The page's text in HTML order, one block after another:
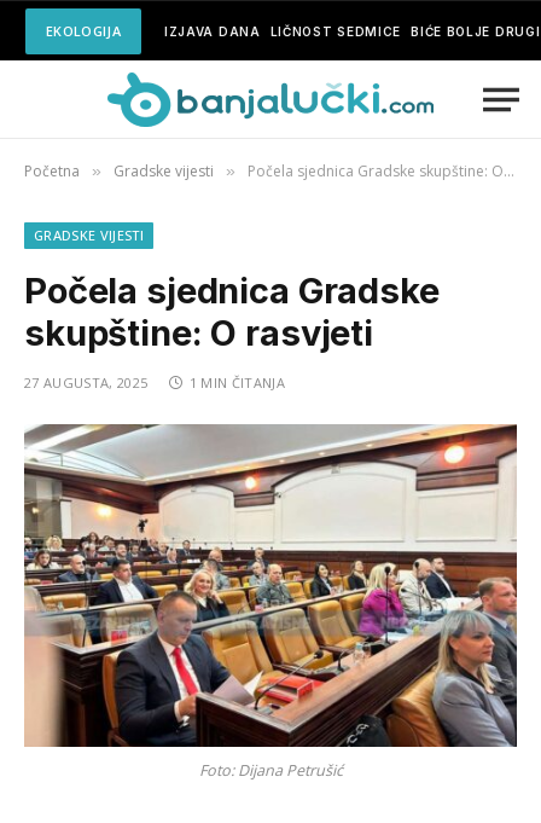
EKOLOGIJA IZJAVA DANA LIČNOST SEDMICE BIĆE BOLJE
Početna » Gradske vijesti » Počela sjednica Gradske skupštine: O rasvjeti
GRADSKE VIJESTI
Počela sjednica Gradske
skupštine: O rasvjeti
27 AUGUSTA, 2025 1 MIN ČITANJA
Foto: Dijana Petrušić